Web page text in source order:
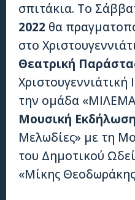
σπιτάκια. Το
2022 θα
στο
Θεατρική
την ομάδα
Μουσική Εκδήλωση
Μελωδίες» με τη
του Δημοτικού
«Μίκης